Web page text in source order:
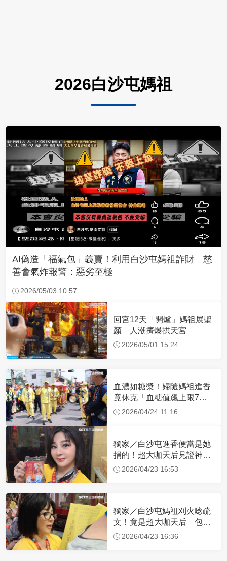
2026白沙屯媽祖
AI偽造「福氣包」義賣！利用白沙屯媽祖詐財 慈
善會氣炸報警：惡劣至極
2026/05/03 10:57
回宮12天「開爐」媽祖展聖
顏 人潮擠爆拱天宮
2026/05/01 15:24
血濃如糖漿！婦隨媽祖進香
竟休克「血糖值飆上限7
倍」 醫曝原因
2026/04/24 11:16
獨家／白沙屯進香便當是她
捐的！超大咖天后見證神
蹟 一靠近媽祖就爆哭
2026/04/23 16:53
獨家／白沙屯媽祖刈火唸疏
文！竟是超大咖天后 包尿
布忍尿5小時不喊累
2026/04/23 16:36